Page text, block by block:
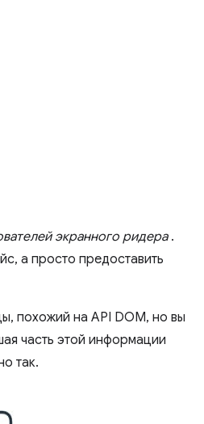
экранного ридера.
а просто предоставить
похожий на API DOM, но вы
часть этой информации
так.